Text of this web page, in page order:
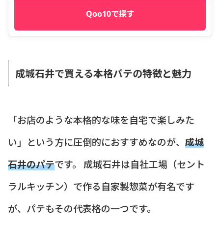
Qoo10で探す
成城石井で買える本格パテの特徴と魅力
「お店のような本格的な味を自宅で楽しみた
い」という方に圧倒的におすすめなのが、 成城
石井のパテです。 成城石井は自社工場（セント
ラルキッチン）で作る自家製惣菜が有名です
が、パテもその代表格の一つです。